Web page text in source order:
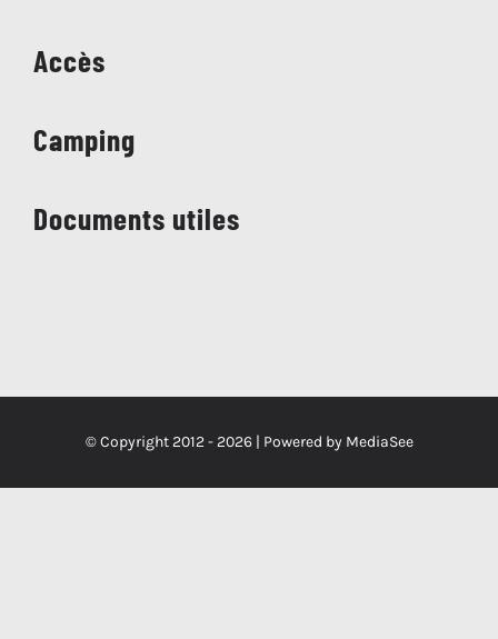
Accès
Camping
Documents utiles
© Copyright 2012 - 2026 | Powered by MediaSee